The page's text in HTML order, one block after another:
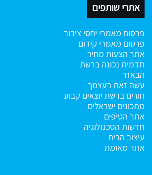
אתרי שותפים
פרסום מאמרי יחסי ציבור
פרסום מאמרי קידום
אתר הצעות מחיר
תדמית נכונה ברשת
הבאזר
עשה זאת בעצמך
חורים ברשת יוצאים קבוע
מתכונים ישראלים
אתר הטיפים
חדשות הטכנולוגיה
עיצוב הבית
אתר מאומת